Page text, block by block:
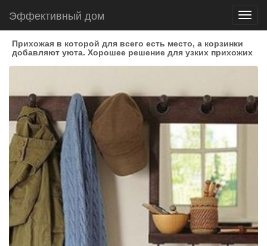
Эффективный дом
Прихожая в которой для всего есть место, а корзинки
добавляют уюта. Хорошее решение для узких прихожих